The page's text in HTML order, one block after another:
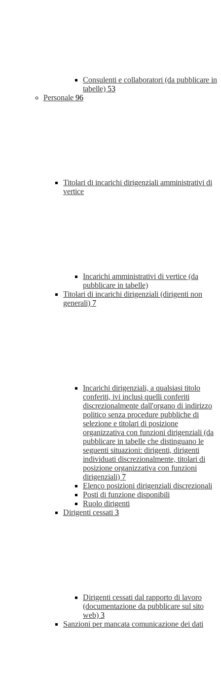
Consulenti e collaboratori (da pubblicare in
tabelle) 53
Personale 96
Titolari di incarichi dirigenziali amministrativi di
vertice
Incarichi amministrativi di vertice (da
pubblicare in tabelle)
Titolari di incarichi dirigenziali (dirigenti non
generali) 7
Incarichi dirigenziali, a qualsiasi titolo
conferiti, ivi inclusi quelli conferiti
discrezionalmente dall'organo di indirizzo
politico senza procedure pubbliche di
selezione e titolari di posizione
organizzativa con funzioni dirigenziali (da
pubblicare in tabelle che distinguano le
seguenti situazioni: dirigenti, dirigenti
individuati discrezionalmente, titolari di
posizione organizzativa con funzioni
dirigenziali) 7
Elenco posizioni dirigenziali discrezionali
Posti di funzione disponibili
Ruolo dirigenti
Dirigenti cessati 3
Dirigenti cessati dal rapporto di lavoro
(documentazione da pubblicare sul sito
web) 3
Sanzioni per mancata comunicazione dei dati